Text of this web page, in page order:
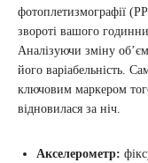
фотоплетизмографії
звороті вашого
Аналізуючи зміну
його варіабельність.
ключовим маркером
відновилася за ніч.
Акселерометр: